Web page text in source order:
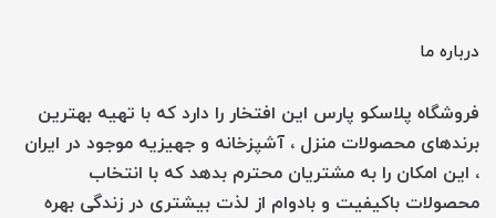
درباره ما
فروشگاه پلاسکو پارس این افتخار را دارد که با تهیه بهترین
برندهای محصولات منزل ، آشپزخانه و جهیزیه موجود در ایران
، این امکان را به مشتریان محترم بدهد که با انتخاب
محصولات باکیفیت و بادوام از لذت بیشتری در زندگی بهره